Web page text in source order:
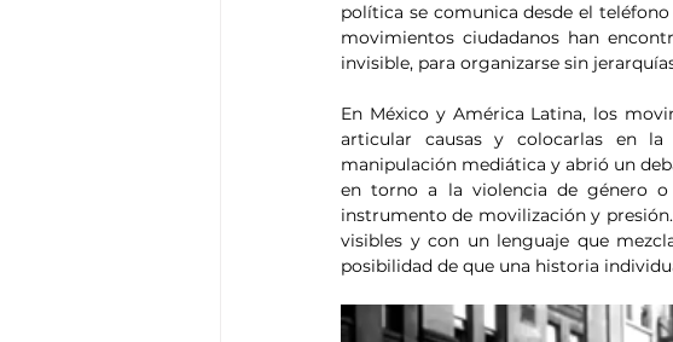
política se comunica desde el
movimientos ciudadanos han
invisible, para organizarse sin
En México y América Latina, los
articular causas y colocarlas en la
manipulación mediática y abrió un
en torno a la violencia de género
instrumento de movilización y
visibles y con un lenguaje que
posibilidad de que una historia